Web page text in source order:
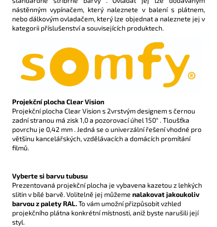
nástěnným vypínačem, který naleznete v balení s plátnem,
nebo dálkovým ovladačem, který lze objednat a naleznete jej v
kategorii příslušenství a souvisejících produktech.
Projekční plocha Clear Vision
Projekční plocha Clear Vision s 2vrstvým designem s černou
zadní stranou má zisk 1,0 a pozorovací úhel 150° . Tloušťka
povrchu je 0,42 mm . Jedná se o univerzální řešení vhodné pro
většinu kancelářských, vzdělávacích a domácích promítání
filmů.
Vyberte si barvu tubusu
Prezentovaná projekční plocha je vybavena kazetou z lehkých
slitin v bílé barvě. Volitelně jej můžeme nalakovat jakoukoliv
barvou z palety RAL.To vám umožní přizpůsobit vzhled
projekčního plátna konkrétní místnosti, aniž byste narušili její
styl.